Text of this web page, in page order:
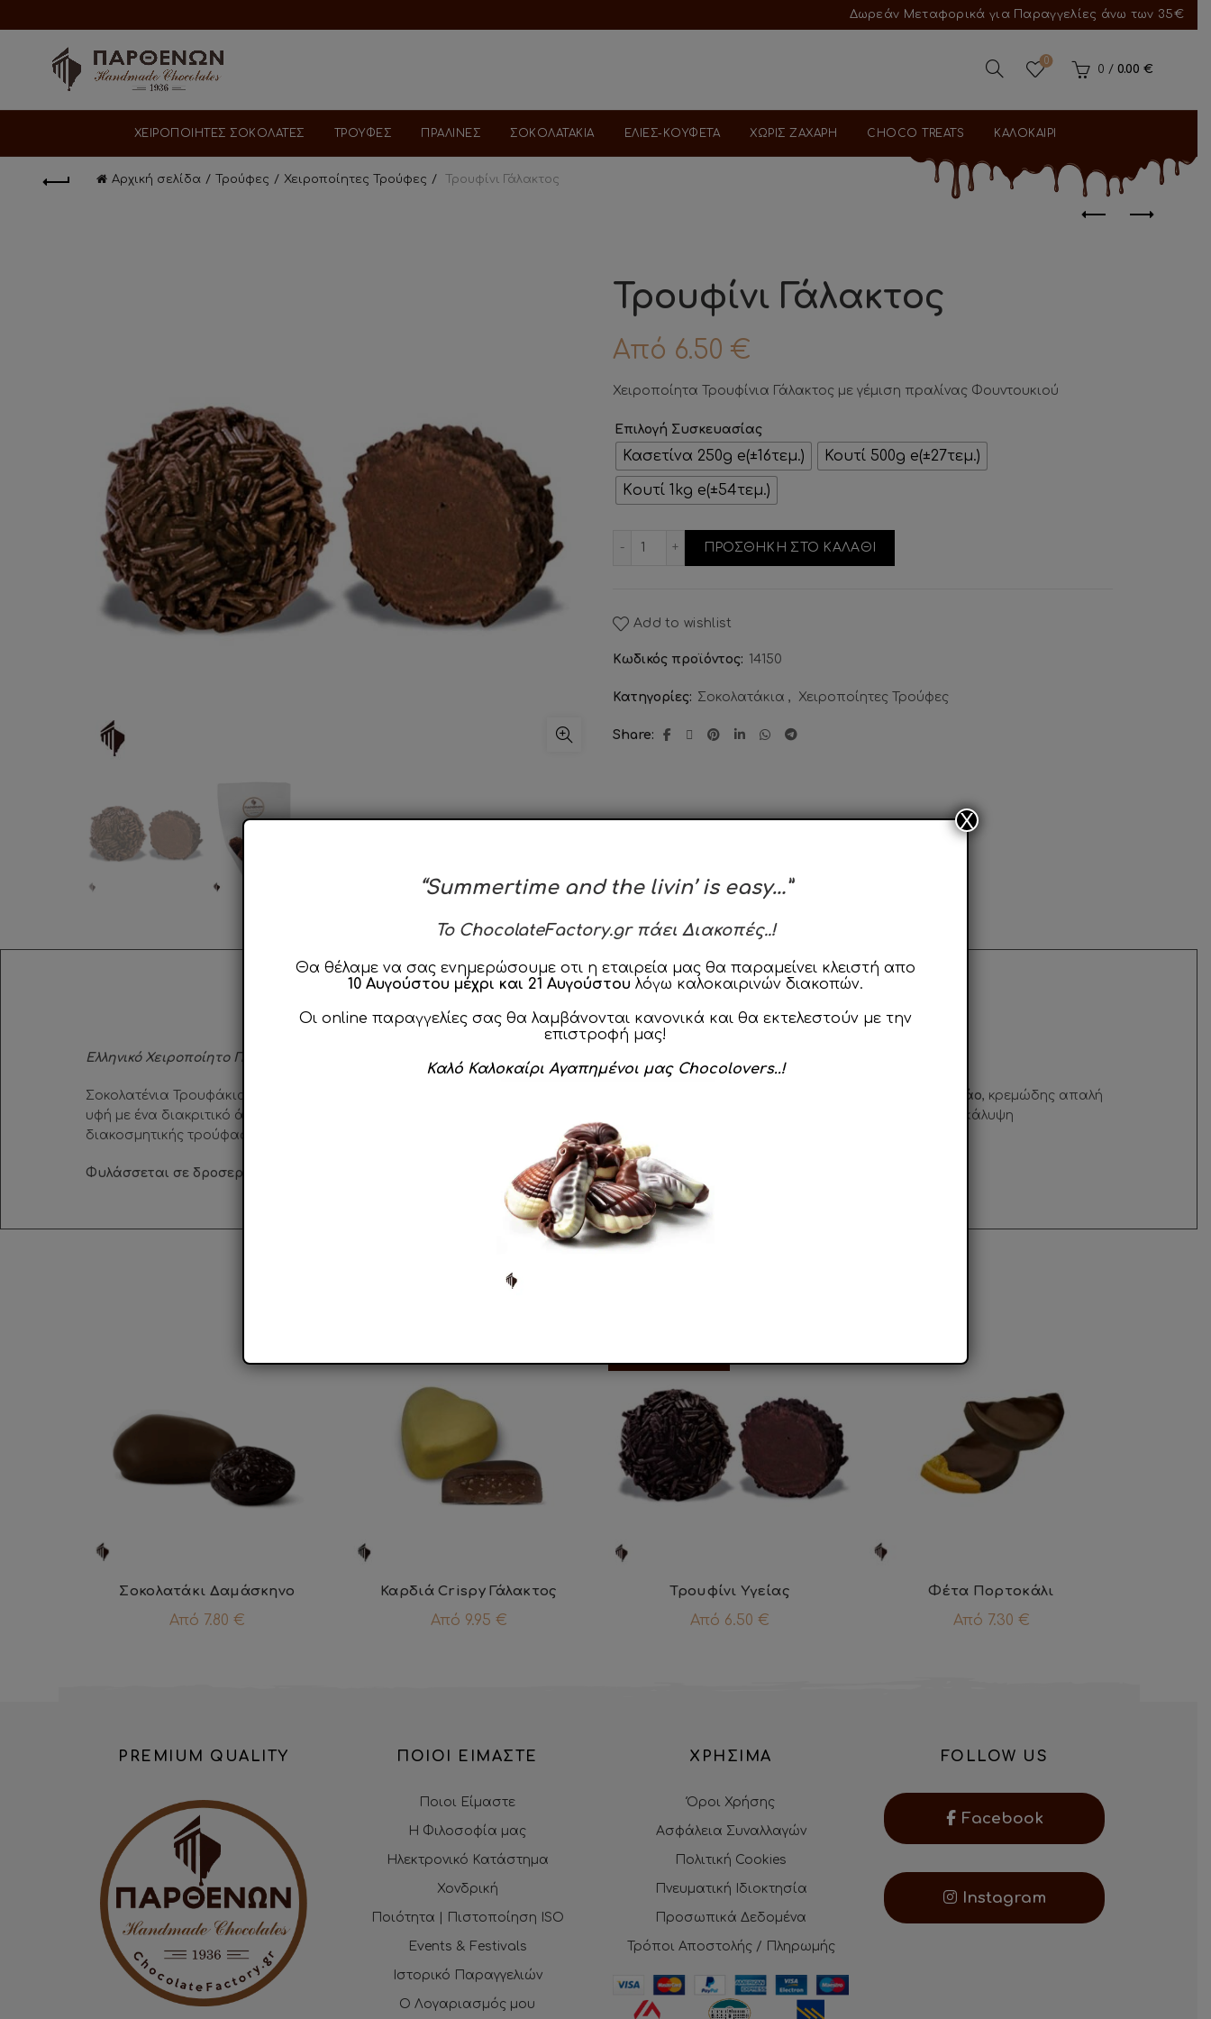
Δωρεάν Μεταφορικά για Παραγγελίες άνω των 35€
0
0 / 0.00€
ΧΕΙΡΟΠΟΙΗΤΕΣ ΣΟΚΟΛΑΤΕΣ ΤΡΟΥΦΕΣ ΠΡΑΛΙΝΕΣ ΣΟΚΟΛΑΤΑΚΙΑ ΕΛΙΕΣ-ΚΟΥΦΕΤΑ ΧΩΡΙΣ ΖΑΧΑΡΗ CHOCO TREATS ΚΑΛΟΚΑΙΡΙ
Αρχική σελίδα Τρούφες Χειροποίητες Τρούφες Τρουφίνι Γάλακτος
Τρουφίνι Γάλακτος
Από 6.50 €
Χειροποίητα Τρουφίνια Γάλακτος με γέμιση πραλίνας Φουντουκιού
Επιλογή Συσκευασίας
Κασετίνα 250g e(±16τεμ.) Κουτί 500g e(±27τεμ.)
Kουτί 1kg e(±54τεμ.)
Τρουφίνι Γάλακτος ποσότητα
ΠΡΟΣΘΗΚΗ ΣΤΟ ΚΑΛΑΘΙ
Add to wishlist
Κωδικός προϊόντος: 14150
Κατηγορίες: Σοκολατάκια , Χειροποίητες Τρούφες
Share
Περιγραφή Αλλεργιογόνα
Ελληνικό Χειροποίητο Προϊόν…
Σοκολατένια Τρουφάκια με πλούσια Σοκολάτα γάλακτος σε ανοιχτό καφέ χρωματικό προφίλ, περιεκτικότητας min. 34% στερεά κακάο, κρεμώδης απαλή
υφή με ένα διακριτικό άγγιγμα καραμέλας και ευχάριστες νότες γλυκύτητας σε συνδυασμό με γέμιση πραλίνας Φουντουκιού και επικάλυψη
διακοσμητικής τρούφας γάλακτος.
Φυλάσσεται σε δροσερό και ξηρό μέρος, μακριά από εστίες θερμότητας.
ΣΧΕΤΙΚΑ ΠΡΟΪΟΝΤΑ
Σοκολατάκι Δαμάσκηνο
Από 7.80 €
Καρδιά Crispy Γάλακτος
Από 9.95 €
ΔΙΑΘΕΣΙΜΟ
Τρουφίνι Υγείας
Από 6.50 €
Φέτα Πορτοκάλι
Από 7.30 €
PREMIUM QUALITY ΠΟΙΟΙ ΕΙΜΑΣΤΕ
Ποιοι Είμαστε
Η Φιλοσοφία μας
Ηλεκτρονικό Κατάστημα
Χονδρική
Ποιότητα | Πιστοποίηση ISO
Events & Festivals
Ιστορικό Παραγγελιών
Ο Λογαριασμός μου
ΧΡΗΣΙΜΑ
Όροι Χρήσης
Ασφάλεια Συναλλαγών
Πολιτική Cookies
Πνευματική Ιδιοκτησία
Προσωπικά Δεδομένα
Τρόποι Αποστολής / Πληρωμής
FOLLOW US
Facebook
Instagram
“Summertime and the livin’ is easy…”
To ChocolateFactory.gr πάει Διακοπές..!
Θα θέλαμε να σας ενημερώσουμε οτι η εταιρεία μας θα παραμείνει κλειστή απο
10 Αυγούστου μέχρι και 21 Αυγούστου λόγω καλοκαιρινών διακοπών.
Οι online παραγγελίες σας θα λαμβάνονται κανονικά και θα εκτελεστούν με την
επιστροφή μας!
Καλό Καλοκαίρι Αγαπημένοι μας Chocolovers..!
X